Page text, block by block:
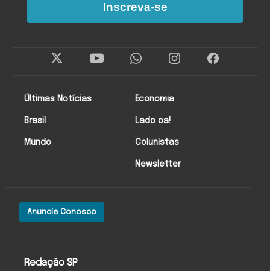
Redação SP
Anuncie Conosco
Últimas Notícias
Brasil
Mundo
Economia
Lado oa!
Colunistas
Newsletter
Inscreva-se